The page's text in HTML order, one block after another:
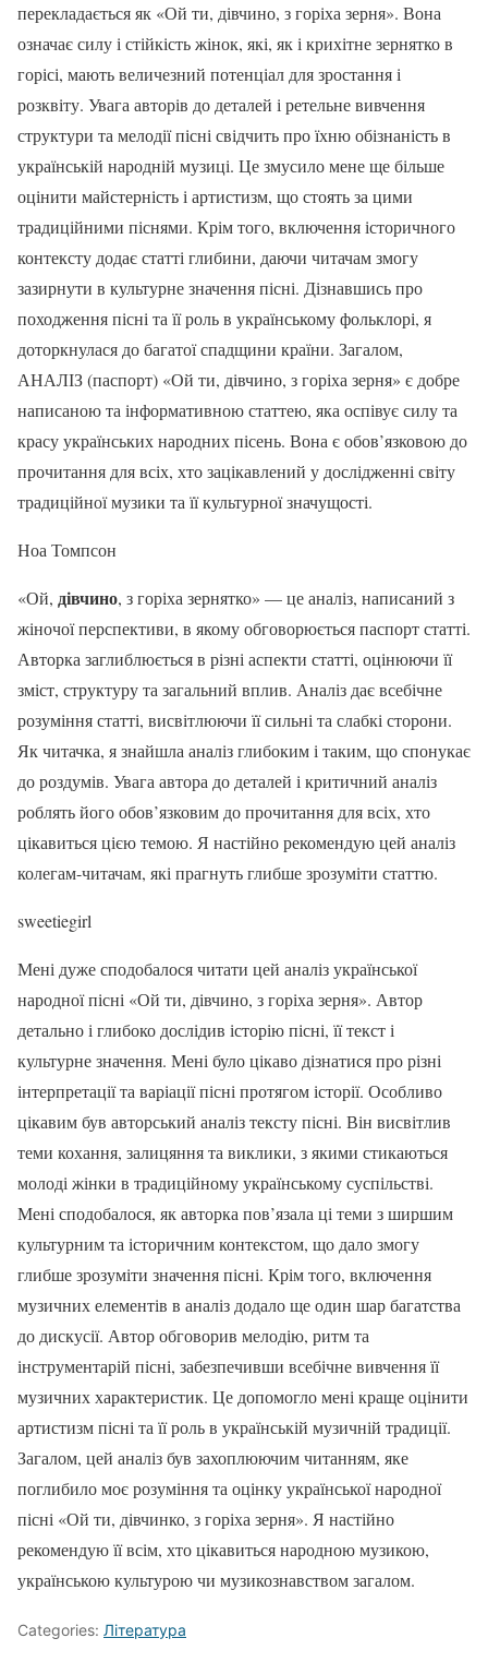
перекладається як «Ой ти, дівчино, з горіха зерня». Вона
означає силу і стійкість жінок, які, як і крихітне зернятко в
горісі, мають величезний потенціал для зростання і
розквіту. Увага авторів до деталей і ретельне вивчення
структури та мелодії пісні свідчить про їхню обізнаність в
українській народній музиці. Це змусило мене ще більше
оцінити майстерність і артистизм, що стоять за цими
традиційними піснями. Крім того, включення історичного
контексту додає статті глибини, даючи читачам змогу
зазирнути в культурне значення пісні. Дізнавшись про
походження пісні та її роль в українському фольклорі, я
доторкнулася до багатої спадщини країни. Загалом,
АНАЛІЗ (паспорт) «Ой ти, дівчино, з горіха зерня» є добре
написаною та інформативною статтею, яка оспівує силу та
красу українських народних пісень. Вона є обов’язковою до
прочитання для всіх, хто зацікавлений у дослідженні світу
традиційної музики та її культурної значущості.
Ноа Томпсон
«Ой, дівчино, з горіха зернятко» — це аналіз, написаний з
жіночої перспективи, в якому обговорюється паспорт статті.
Авторка заглиблюється в різні аспекти статті, оцінюючи її
зміст, структуру та загальний вплив. Аналіз дає всебічне
розуміння статті, висвітлюючи її сильні та слабкі сторони.
Як читачка, я знайшла аналіз глибоким і таким, що спонукає
до роздумів. Увага автора до деталей і критичний аналіз
роблять його обов’язковим до прочитання для всіх, хто
цікавиться цією темою. Я настійно рекомендую цей аналіз
колегам-читачам, які прагнуть глибше зрозуміти статтю.
sweetiegirl
Мені дуже сподобалося читати цей аналіз української
народної пісні «Ой ти, дівчино, з горіха зерня». Автор
детально і глибоко дослідив історію пісні, її текст і
культурне значення. Мені було цікаво дізнатися про різні
інтерпретації та варіації пісні протягом історії. Особливо
цікавим був авторський аналіз тексту пісні. Він висвітлив
теми кохання, залицяння та виклики, з якими стикаються
молоді жінки в традиційному українському суспільстві.
Мені сподобалося, як авторка пов’язала ці теми з ширшим
культурним та історичним контекстом, що дало змогу
глибше зрозуміти значення пісні. Крім того, включення
музичних елементів в аналіз додало ще один шар багатства
до дискусії. Автор обговорив мелодію, ритм та
інструментарій пісні, забезпечивши всебічне вивчення її
музичних характеристик. Це допомогло мені краще оцінити
артистизм пісні та її роль в українській музичній традиції.
Загалом, цей аналіз був захоплюючим читанням, яке
поглибило моє розуміння та оцінку української народної
пісні «Ой ти, дівчинко, з горіха зерня». Я настійно
рекомендую її всім, хто цікавиться народною музикою,
українською культурою чи музикознавством загалом.
Categories: Література